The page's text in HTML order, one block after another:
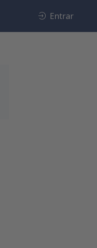
Entrar